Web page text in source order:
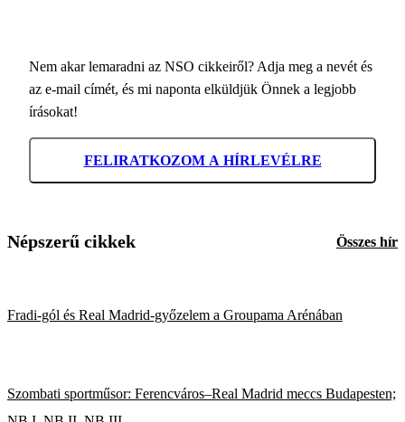
Nem akar lemaradni az NSO cikkeiről? Adja meg a nevét és
az e-mail címét, és mi naponta elküldjük Önnek a legjobb
írásokat!
FELIRATKOZOM A HÍRLEVÉLRE
Népszerű cikkek Összes hír
Fradi-gól és Real Madrid-győzelem a Groupama Arénában
Szombati sportműsor: Ferencváros–Real Madrid meccs Budapesten;